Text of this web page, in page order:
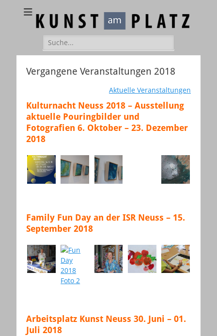
Kunst am Platz
Galerie – Atelier – Kreativ-Events
Suchen
nach:
Vergangene Veranstaltungen 2018
Aktuelle Veranstaltungen
Kulturnacht Neuss 2018 – Ausstellung
aktuelle Pouringbilder und
Fotografien 6. Oktober – 23. Dezember
2018
Family Fun Day an der ISR Neuss – 15.
September 2018
Arbeitsplatz Kunst Neuss 30. Juni – 01.
Juli 2018